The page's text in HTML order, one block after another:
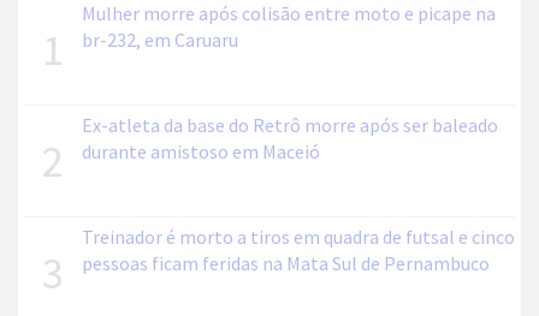
1
Mulher morre após colisão entre moto e picape na
br-232, em Caruaru
2
Ex-atleta da base do Retrô morre após ser baleado
durante amistoso em Maceió
3
Treinador é morto a tiros em quadra de futsal e cinco
pessoas ficam feridas na Mata Sul de Pernambuco